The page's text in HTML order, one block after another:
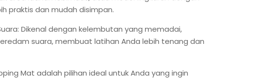
praktis dan mudah disimpan.
Dikenal dengan kelembutan yang memadai,
suara, membuat latihan Anda lebih tenang dan
Mat adalah pilihan ideal untuk Anda yang ingin